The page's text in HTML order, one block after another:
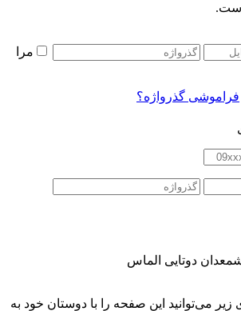
مرا
فراموشی گذرواژه؟
دوتایی الماس
زیر می‌توانید این صفحه را با دوستان خود به